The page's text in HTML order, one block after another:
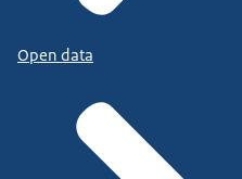
Open data